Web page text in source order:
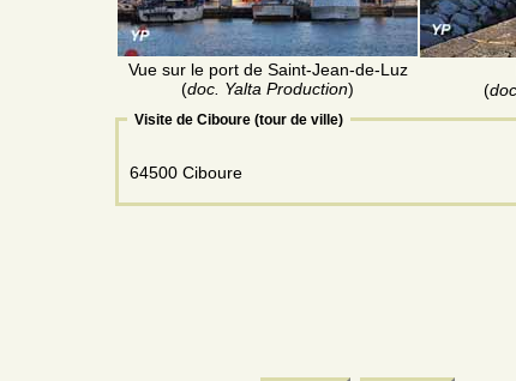
Vue sur le port de Saint-Jean-de-Luz
(doc. Yalta Production)
(
Visite de Ciboure (tour de ville)
64500 Ciboure